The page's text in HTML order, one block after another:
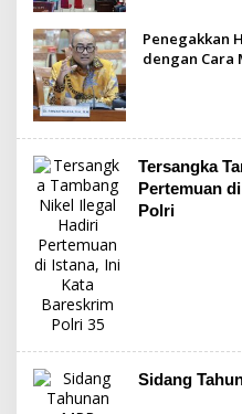
Penegakkan
dengan Cara
Tersangka
Pertemuan
Polri
Sidang